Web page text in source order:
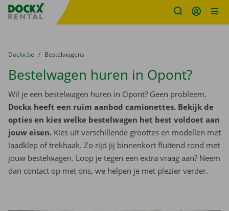
Fratello DEMO
U bevindt zich hier:
van
Dockx.be naar
Bestelwagens
Bestelwagen huren in Opont?
Wil je een bestelwagen huren in Opont? Geen probleem.
Dockx heeft een ruim aanbod camionettes. Bekijk de
opties en kies welke bestelwagen het best voldoet aan
jouw eisen. Kies uit verschillende groottes en modellen met
laadklep of trekhaak. Zo rijd jij binnenkort fluitend rond met
jouw bestelwagen. Loop je tegen een extra vraag aan? Neem
dan contact op met ons, we helpen je met plezier verder.